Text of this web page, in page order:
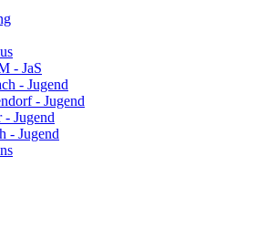
- JaS
- Jugend
- Jugend
- Jugend
- Jugend